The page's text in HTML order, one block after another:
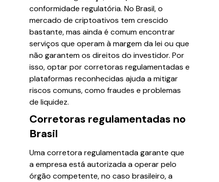
conformidade regulatória. No Brasil, o
mercado de criptoativos tem crescido
bastante, mas ainda é comum encontrar
serviços que operam à margem da lei ou que
não garantem os direitos do investidor. Por
isso, optar por corretoras regulamentadas e
plataformas reconhecidas ajuda a mitigar
riscos comuns, como fraudes e problemas
de liquidez.
Corretoras regulamentadas no
Brasil
Uma corretora regulamentada garante que
a empresa está autorizada a operar pelo
órgão competente, no caso brasileiro, a